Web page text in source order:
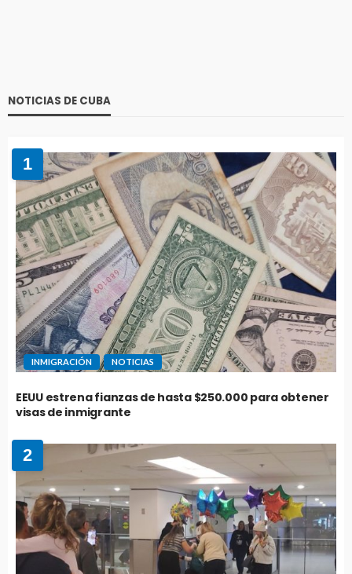
NOTICIAS DE CUBA
1
INMIGRACIÓN NOTICIAS
EEUU estrena fianzas de hasta $250.000 para obtener
visas de inmigrante
2